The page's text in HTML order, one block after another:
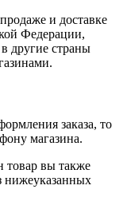
и доставке
Федерации,
другие страны
заказа, то
магазина.
товар вы также
нижеуказанных